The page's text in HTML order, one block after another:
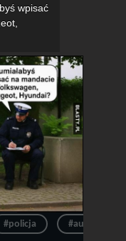
wpisać
#policja #auto